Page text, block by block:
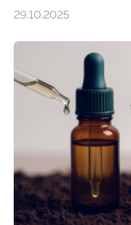
Forschende die bisher
Region Kachin in
ausgezeichnetem
Art einer neuen
nun den Namen
fossile Nachweis
stellt gleichzeitig den
Mückenlarve aus dem
29.10.2025